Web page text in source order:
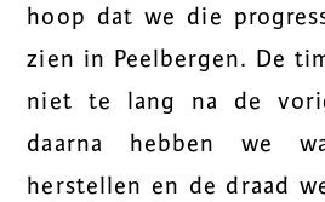
hoop dat we die
zien in Peelbergen. De
niet te lang na de
daarna hebben we
herstellen en de draad